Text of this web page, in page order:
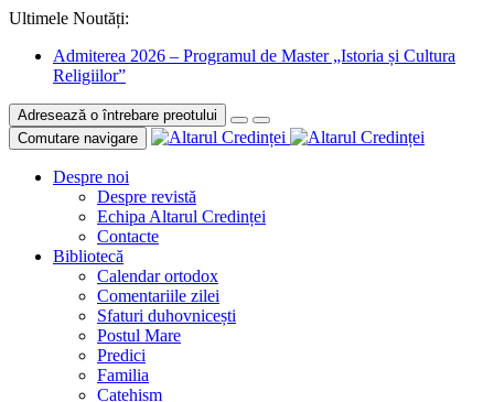
Ultimele Noutăți:
Admiterea 2026 – Programul de Master „Istoria și Cultura
Religiilor”
Adresează o întrebare preotului
Comutare navigare
Despre noi
Despre revistă
Echipa Altarul Credinței
Contacte
Bibliotecă
Calendar ortodox
Comentariile zilei
Sfaturi duhovnicești
Postul Mare
Predici
Familia
Catehism